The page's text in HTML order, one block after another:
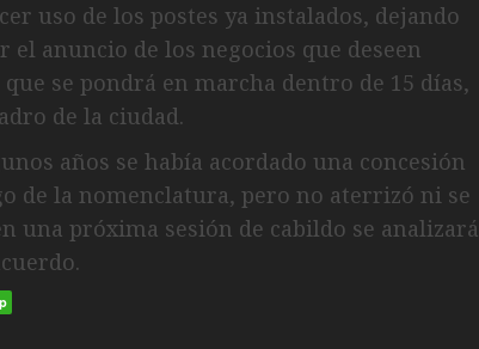
uso de los postes ya instalados, dejando
anuncio de los negocios que deseen
se pondrá en marcha dentro de 15 días,
de la ciudad.
años se había acordado una concesión
de la nomenclatura, pero no aterrizó ni se
una próxima sesión de cabildo se analizará